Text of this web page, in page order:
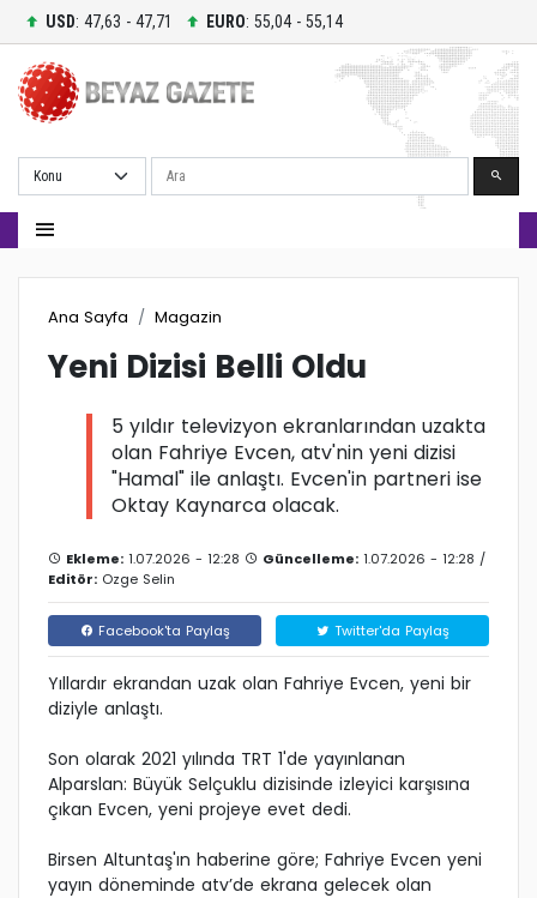
USD: 47,63 - 47,71 EURO: 55,04 - 55,14
Ara
Ana Sayfa Magazin
Yeni Dizisi Belli Oldu
5 yıldır televizyon ekranlarından uzakta
olan Fahriye Evcen, atv'nin yeni dizisi
"Hamal" ile anlaştı. Evcen'in partneri ise
Oktay Kaynarca olacak.
Ekleme: 1.07.2026 - 12:28 Güncelleme: 1.07.2026 - 12:28 /
Editör: Ozge Selin
Facebook'ta Paylaş Twitter'da Paylaş
Yıllardır ekrandan uzak olan Fahriye Evcen, yeni bir
diziyle anlaştı.
Son olarak 2021 yılında TRT 1'de yayınlanan
Alparslan: Büyük Selçuklu dizisinde izleyici karşısına
çıkan Evcen, yeni projeye evet dedi.
Birsen Altuntaş'ın haberine göre; Fahriye Evcen yeni
yayın döneminde atv’de ekrana gelecek olan